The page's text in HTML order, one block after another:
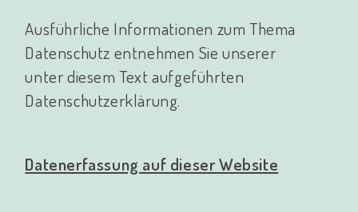
Ausführliche Informationen zum Thema
Datenschutz entnehmen Sie unserer
unter diesem Text aufgeführten
Datenschutzerklärung.
Datenerfassung auf dieser Website